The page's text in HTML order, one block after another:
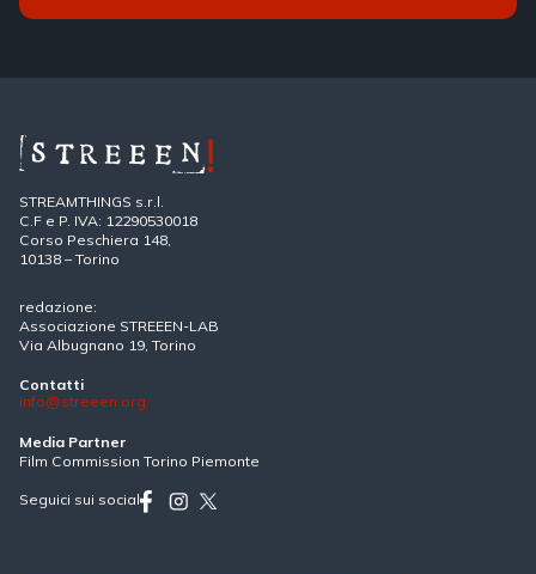
STREAMTHINGS s.r.l.
C.F e P. IVA: 12290530018
Corso Peschiera 148,
10138 – Torino
redazione:
Associazione STREEEN-LAB
Via Albugnano 19, Torino
Contatti
info@streeen.org
Media Partner
Film Commission Torino Piemonte
Seguici sui social